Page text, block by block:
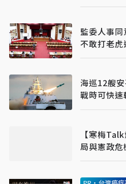
監委人事
不敢打老
海巡12艘
戰時可快
【寒梅
局與憲政
理解」破冰